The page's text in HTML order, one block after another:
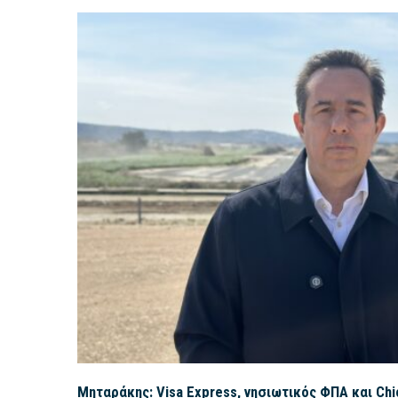
Μηταράκης: Visa Express, νησιωτικός ΦΠΑ και